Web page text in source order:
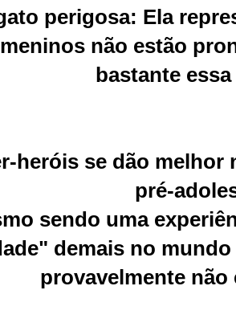
perigosa: Ela
não estão
bastante
heróis se dão
pré-
sendo uma
demais no
provavelmente não